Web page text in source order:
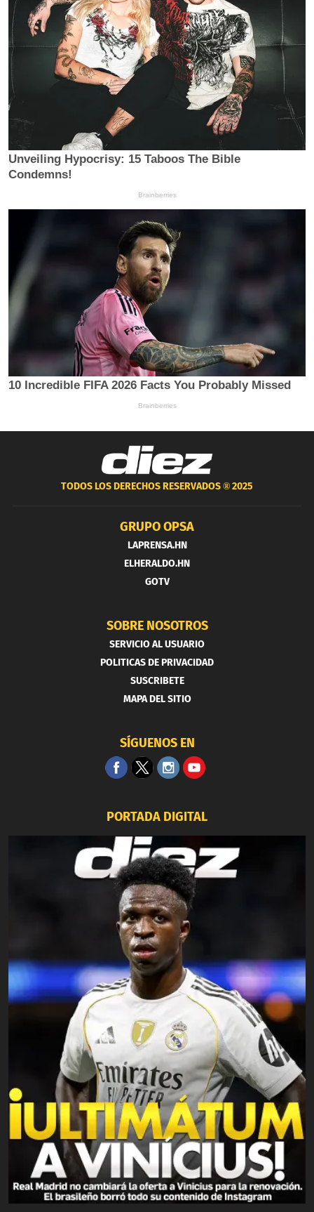
TODOS LOS DERECHOS RESERVADOS ®2025
GRUPO OPSA
LAPRENSA.HN
ELHERALDO.HN
GOTV
SOBRE NOSOTROS
SERVICIO AL USUARIO
POLITICAS DE PRIVACIDAD
SUSCRIBETE
MAPA DEL SITIO
SÍGUENOS EN
PORTADA DIGITAL